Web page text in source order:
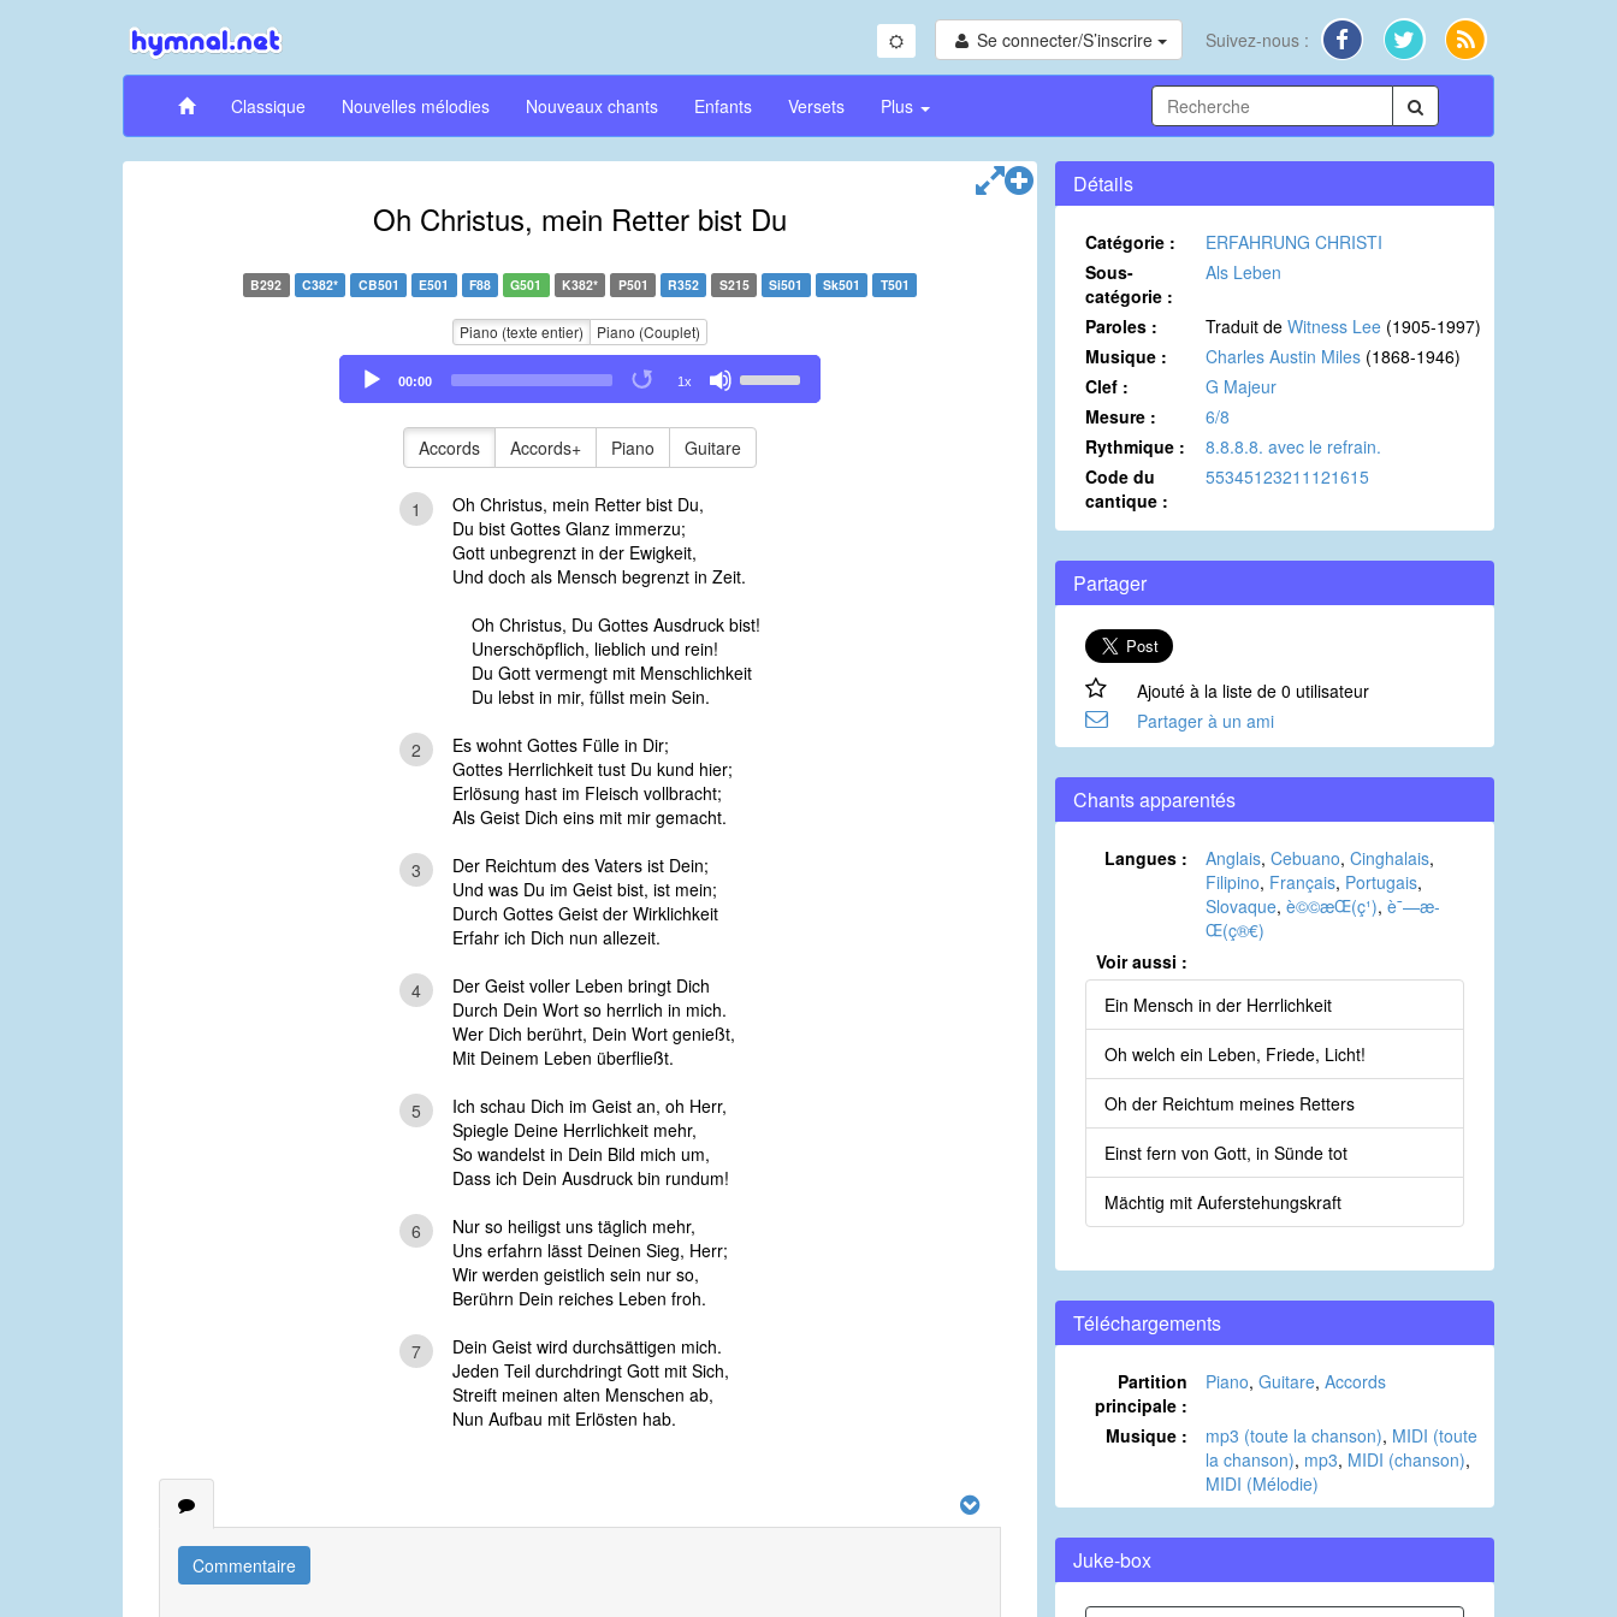
Se connecter/S’inscrire Suivez-nous :
Classique Nouvelles mélodies Nouveaux chants Enfants Versets Plus
Oh Christus, mein Retter bist Du
B292 C382* CB501 E501 F88 G501 K382* P501 R352 S215 Si501 Sk501 T501
Piano (texte entier) Piano (Couplet)
Audio
Player
00:00 1x
Up/Down
to
Accords Accords+ Piano Guitare
1
Oh Christus, mein Retter bist Du,
Du bist Gottes Glanz immerzu;
Gott unbegrenzt in der Ewigkeit,
Und doch als Mensch begrenzt in Zeit.
Oh Christus, Du Gottes Ausdruck bist!
Unerschöpflich, lieblich und rein!
Du Gott vermengt mit Menschlichkeit
Du lebst in mir, füllst mein Sein.
2
Es wohnt Gottes Fülle in Dir;
Gottes Herrlichkeit tust Du kund hier;
Erlösung hast im Fleisch vollbracht;
Als Geist Dich eins mit mir gemacht.
3
Der Reichtum des Vaters ist Dein;
Und was Du im Geist bist, ist mein;
Durch Gottes Geist der Wirklichkeit
Erfahr ich Dich nun allezeit.
4
Der Geist voller Leben bringt Dich
Durch Dein Wort so herrlich in mich.
Wer Dich berührt, Dein Wort genießt,
Mit Deinem Leben überfließt.
5
Ich schau Dich im Geist an, oh Herr,
Spiegle Deine Herrlichkeit mehr,
So wandelst in Dein Bild mich um,
Dass ich Dein Ausdruck bin rundum!
6
Nur so heiligst uns täglich mehr,
Uns erfahrn lässt Deinen Sieg, Herr;
Wir werden geistlich sein nur so,
Berührn Dein reiches Leben froh.
7
Dein Geist wird durchsättigen mich.
Jeden Teil durchdringt Gott mit Sich,
Streift meinen alten Menschen ab,
Nun Aufbau mit Erlösten hab.
Commentaire
Détails
Catégorie :
ERFAHRUNG CHRISTI
Sous-
catégorie :
Als Leben
Paroles : Traduit de Witness Lee (1905-1997)
Musique :
Charles Austin Miles (1868-1946)
Clef :
G Majeur
Mesure :
6/8
Rythmique :
8.8.8.8. avec le refrain.
Code du
cantique :
55345123211121615
Partager
Ajouté à la liste de 0 utilisateur
Partager à un ami
Chants apparentés
Langues : Anglais, Cebuano, Cinghalais,
Filipino, Français, Portugais,
Slovaque, è©©æ­Œ(ç¹), è¯—æ­
Œ(ç®€)
Voir aussi :
Ein Mensch in der Herrlichkeit
Oh welch ein Leben, Friede, Licht!
Oh der Reichtum meines Retters
Einst fern von Gott, in Sünde tot
Mächtig mit Auferstehungskraft
Téléchargements
Partition
principale :
Piano, Guitare, Accords
Musique : mp3 (toute la chanson), MIDI (toute
la chanson), mp3, MIDI (chanson),
MIDI (Mélodie)
Juke-box